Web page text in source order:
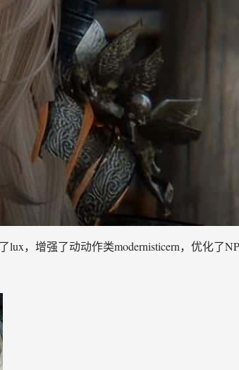
，增强了动动作类modernisticern，优化了